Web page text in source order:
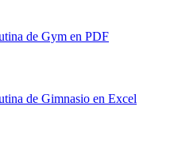
de Gym en PDF
de Gimnasio en Excel